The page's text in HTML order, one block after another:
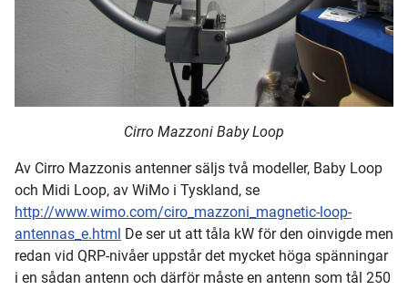
Cirro Mazzoni Baby Loop
Av Cirro Mazzonis antenner säljs två modeller, Baby Loop
och Midi Loop, av WiMo i Tyskland, se
http://www.wimo.com/ciro_mazzoni_magnetic-loop-
antennas_e.html De ser ut att tåla kW för den oinvigde men
redan vid QRP-nivåer uppstår det mycket höga spänningar
i en sådan antenn och därför måste en antenn som tål 250